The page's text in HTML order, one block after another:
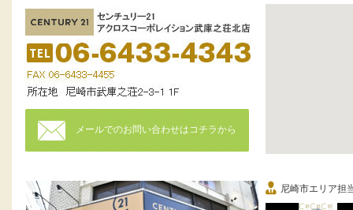
メールでのお問い合わせはコチラから
尼崎市エリア担